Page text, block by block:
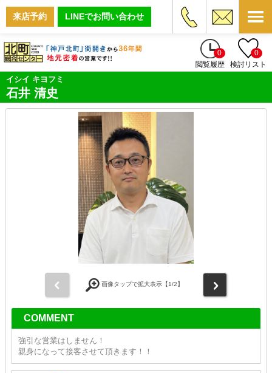
来店予約 LINEでお問い合わせ
0
閲覧履歴
0
検討リスト
イシイ キヨフミ
石井 清史
画像タップで拡大表示【1/2】
COMMENT
強引な営業はしません！
親身になって接客させて頂きます！！